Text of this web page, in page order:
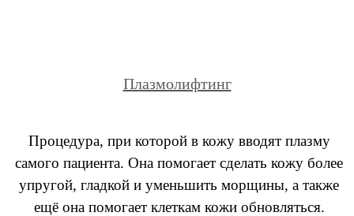
Плазмолифтинг
Процедура, при которой в кожу вводят плазму
самого пациента. Она помогает сделать кожу более
упругой, гладкой и уменьшить морщины, а также
ещё она помогает клеткам кожи обновляться.